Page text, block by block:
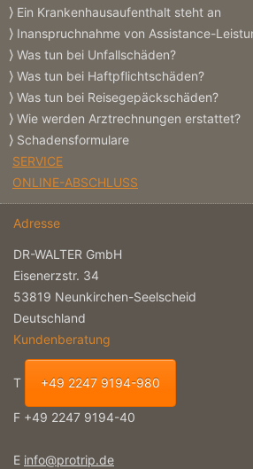
Ein Krankenhausaufenthalt steht an
Inanspruchnahme von Assistance-
Was tun bei Unfallschäden?
Was tun bei Haftpflichtschäden?
Was tun bei Reisegepäckschäden?
Wie werden Arztrechnungen erstattet?
Schadensformulare
SERVICE
ONLINE-ABSCHLUSS
Adresse
DR-WALTER GmbH
Eisenerzstr. 34
53819 Neunkirchen-Seelscheid
Deutschland
Kundenberatung
T +49 2247 9194-980
F +49 2247 9194-40
E info@protrip.de